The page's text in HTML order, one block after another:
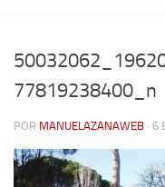
Quienes somos
Colabora
Contacto
77819238400_n
POR MANUELAZANAWEB · 6